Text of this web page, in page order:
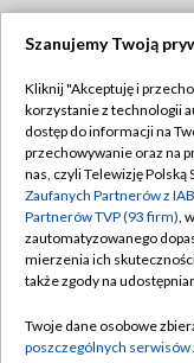
Abonament TVP
Emisja w TVP
Centrum
Naziemna
Rada Programowa
Szanujemy Twoją
Kliknij "Akceptuję i
korzystanie z technologii
dostęp do informacji na
przechowywanie oraz na
nas, czyli Telewizję Polską
Zaufanych Partnerów z
Partnerów TVP (93 firm),
zautomatyzowanego
mierzenia ich
także zgody na
Twoje dane osobowe
poszczególnych serwisów